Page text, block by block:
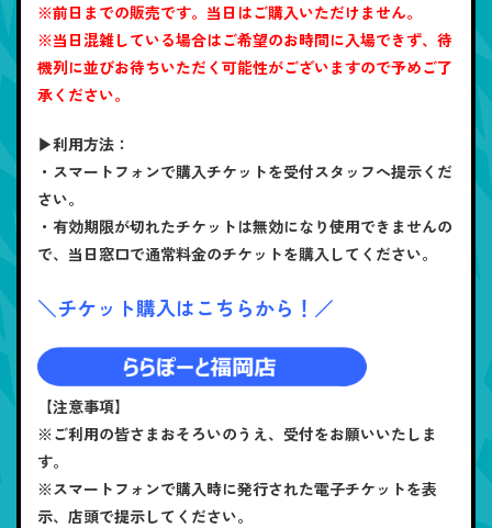
※前日までの販売です。当日はご購入いただけません。
※当日混雑している場合はご希望のお時間に入場できず、待
機列に並びお待ちいただく可能性がございますので予めご了
承ください。
▶利用方法：
・スマートフォンで購入チケットを受付スタッフへ提示くだ
さい。
・有効期限が切れたチケットは無効になり使用できませんの
で、当日窓口で通常料金のチケットを購入してください。
＼チケット購入はこちらから！／
【注意事項】
※ご利用の皆さまおそろいのうえ、受付をお願いいたしま
す。
※スマートフォンで購入時に発行された電子チケットを表
示、店頭で提示してください。